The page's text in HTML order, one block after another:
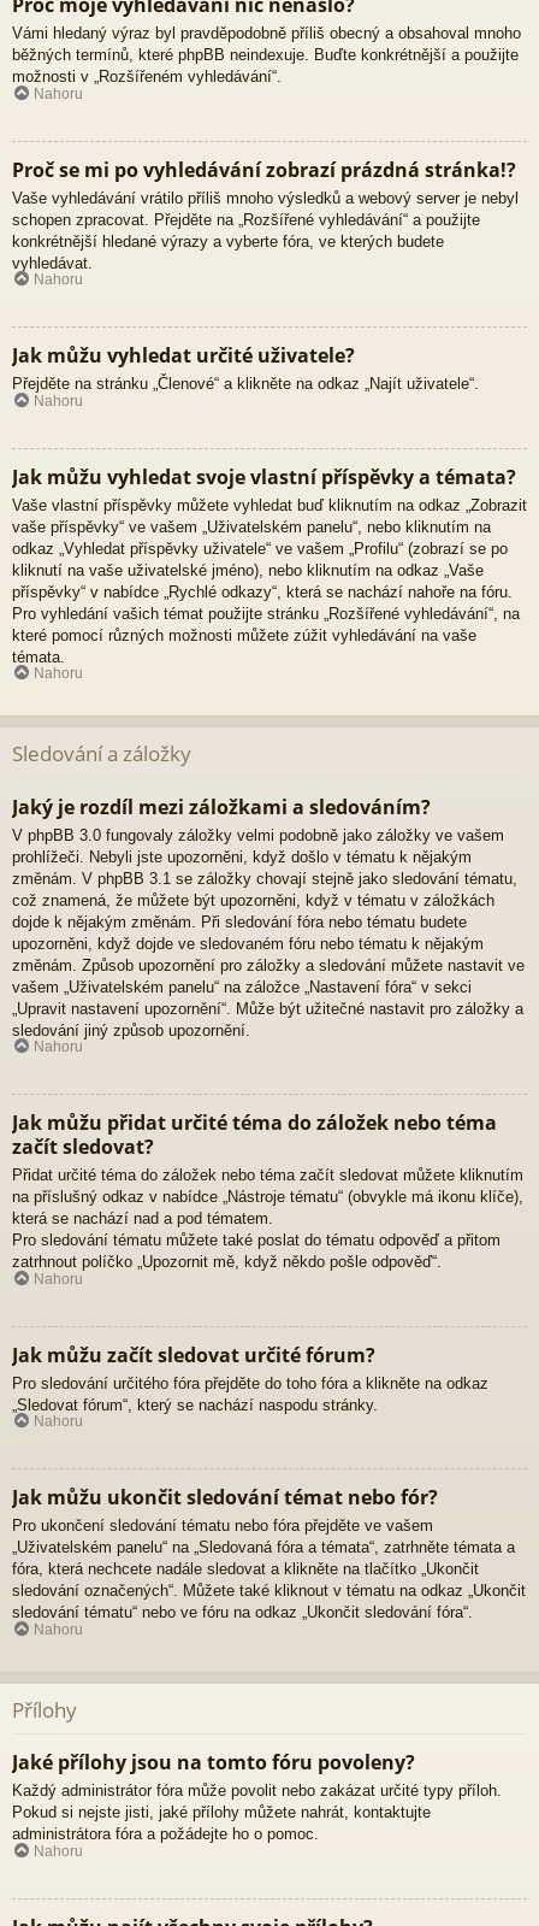
Vámi hledaný výraz byl pravděpodobně příliš obecný a obsahoval mnoho
běžných termínů, které phpBB neindexuje. Buďte konkrétnější a použijte
možnosti v „Rozšířeném vyhledávání“.
Nahoru
Proč se mi po vyhledávání zobrazí prázdná stránka!?
Vaše vyhledávání vrátilo příliš mnoho výsledků a webový server je nebyl
schopen zpracovat. Přejděte na „Rozšířené vyhledávání“ a použijte
konkrétnější hledané výrazy a vyberte fóra, ve kterých budete
vyhledávat.
Nahoru
Jak můžu vyhledat určité uživatele?
Přejděte na stránku „Členové“ a klikněte na odkaz „Najít uživatele“.
Nahoru
Jak můžu vyhledat svoje vlastní příspěvky a témata?
Vaše vlastní příspěvky můžete vyhledat buď kliknutím na odkaz „Zobrazit
vaše příspěvky“ ve vašem „Uživatelském panelu“, nebo kliknutím na
odkaz „Vyhledat příspěvky uživatele“ ve vašem „Profilu“ (zobrazí se po
kliknutí na vaše uživatelské jméno), nebo kliknutím na odkaz „Vaše
příspěvky“ v nabídce „Rychlé odkazy“, která se nachází nahoře na fóru.
Pro vyhledání vašich témat použijte stránku „Rozšířené vyhledávání“, na
které pomocí různých možnosti můžete zúžit vyhledávání na vaše
témata.
Nahoru
Sledování a záložky
Jaký je rozdíl mezi záložkami a sledováním?
V phpBB 3.0 fungovaly záložky velmi podobně jako záložky ve vašem
prohlížeči. Nebyli jste upozorněni, když došlo v tématu k nějakým
změnám. V phpBB 3.1 se záložky chovají stejně jako sledování tématu,
což znamená, že můžete být upozorněni, když v tématu v záložkách
dojde k nějakým změnám. Při sledování fóra nebo tématu budete
upozorněni, když dojde ve sledovaném fóru nebo tématu k nějakým
změnám. Způsob upozornění pro záložky a sledování můžete nastavit ve
vašem „Uživatelském panelu“ na záložce „Nastavení fóra“ v sekci
„Upravit nastavení upozornění“. Může být užitečné nastavit pro záložky a
sledování jiný způsob upozornění.
Nahoru
Jak můžu přidat určité téma do záložek nebo téma
začít sledovat?
Přidat určité téma do záložek nebo téma začít sledovat můžete kliknutím
na příslušný odkaz v nabídce „Nástroje tématu“ (obvykle má ikonu klíče),
která se nachází nad a pod tématem.
Pro sledování tématu můžete také poslat do tématu odpověď a přitom
zatrhnout políčko „Upozornit mě, když někdo pošle odpověď“.
Nahoru
Jak můžu začít sledovat určité fórum?
Pro sledování určitého fóra přejděte do toho fóra a klikněte na odkaz
„Sledovat fórum“, který se nachází naspodu stránky.
Nahoru
Jak můžu ukončit sledování témat nebo fór?
Pro ukončení sledování tématu nebo fóra přejděte ve vašem
„Uživatelském panelu“ na „Sledovaná fóra a témata“, zatrhněte témata a
fóra, která nechcete nadále sledovat a klikněte na tlačítko „Ukončit
sledování označených“. Můžete také kliknout v tématu na odkaz „Ukončit
sledování tématu“ nebo ve fóru na odkaz „Ukončit sledování fóra“.
Nahoru
Přílohy
Jaké přílohy jsou na tomto fóru povoleny?
Každý administrátor fóra může povolit nebo zakázat určité typy příloh.
Pokud si nejste jisti, jaké přílohy můžete nahrát, kontaktujte
administrátora fóra a požádejte ho o pomoc.
Nahoru